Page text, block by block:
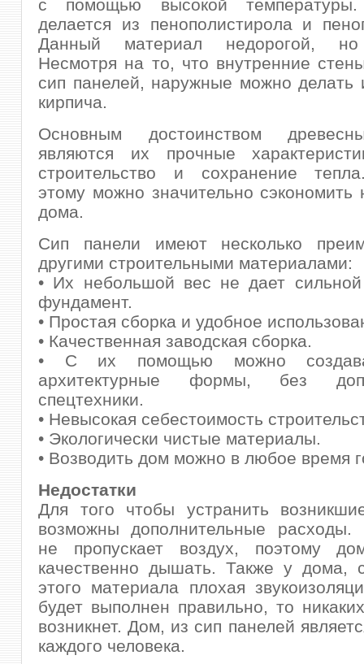
с помощью высокой температуры.
делается из пенополистирола и
Данный материал недорогой,
Несмотря на то, что внутренние
сип панелей, наружные можно делать
кирпича.
Основным достоинством
являются их прочные
строительство и сохранение
этому можно значительно сэкономить
дома.
Сип панели имеют несколько
другими строительными материалами:
• Их небольшой вес не дает сильной
фундамент.
• Простая сборка и удобное
• Качественная заводская сборка.
• С их помощью можно
архитектурные формы, без
спецтехники.
• Невысокая себестоимость
• Экологически чистые материалы.
• Возводить дом можно в любое время
Недостатки
Для того чтобы устранить
возможны дополнительные расходы.
не пропускает воздух, поэтому
качественно дышать. Также у дома,
этого материала плохая
будет выполнен правильно, то
возникнет. Дом, из сип панелей
каждого человека.